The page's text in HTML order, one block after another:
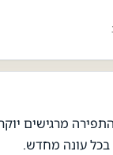
מרגישים
בכל עונה מחדש.